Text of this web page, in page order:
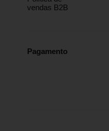
vendas B2B
Pagamento